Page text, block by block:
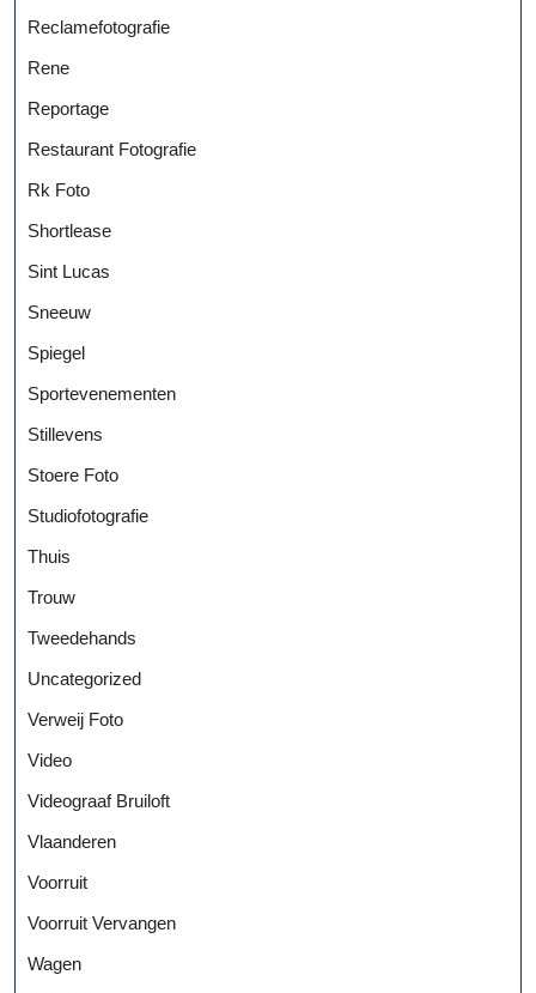
Reclamefotografie
Rene
Reportage
Restaurant Fotografie
Rk Foto
Shortlease
Sint Lucas
Sneeuw
Spiegel
Sportevenementen
Stillevens
Stoere Foto
Studiofotografie
Thuis
Trouw
Tweedehands
Uncategorized
Verweij Foto
Video
Videograaf Bruiloft
Vlaanderen
Voorruit
Voorruit Vervangen
Wagen